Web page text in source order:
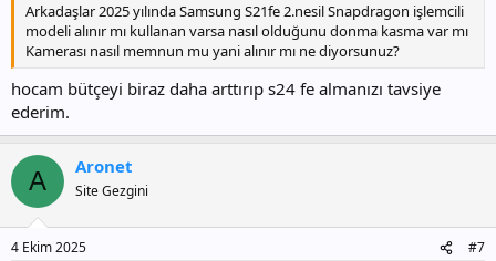
Arkadaşlar 2025 yılında Samsung S21fe 2.nesil Snapdragon işlemcili
modeli alınır mı kullanan varsa nasıl olduğunu donma kasma var mı
Kamerası nasıl memnun mu yani alınır mı ne diyorsunuz?
hocam bütçeyi biraz daha arttırıp s24 fe almanızı tavsiye
ederim.
A Aronet
Site Gezgini
4 Ekim 2025 #7